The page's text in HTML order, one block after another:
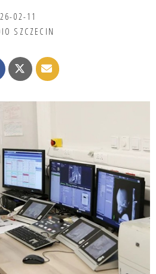
02-11
SZCZECIN